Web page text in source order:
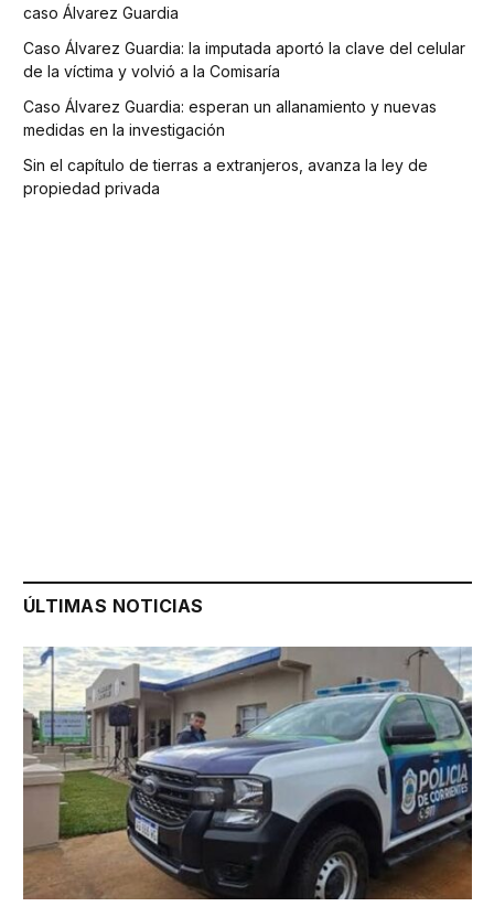
caso Álvarez Guardia
Caso Álvarez Guardia: la imputada aportó la clave del celular
de la víctima y volvió a la Comisaría
Caso Álvarez Guardia: esperan un allanamiento y nuevas
medidas en la investigación
Sin el capítulo de tierras a extranjeros, avanza la ley de
propiedad privada
ÚLTIMAS NOTICIAS